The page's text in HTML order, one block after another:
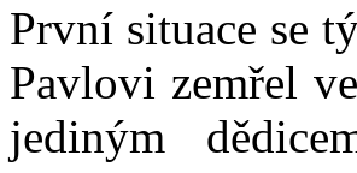
První situace se
Pavlovi zemřel
jediným